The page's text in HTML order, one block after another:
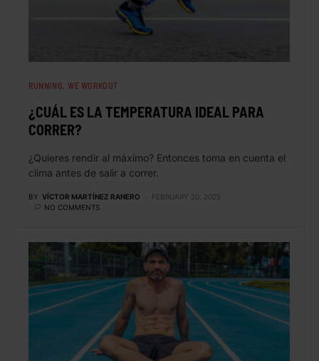
RUNNING WE WORKOUT
¿CUÁL ES LA TEMPERATURA IDEAL PARA
CORRER?
¿Quieres rendir al máximo? Entonces toma en cuenta el
clima antes de salir a correr.
BY VÍCTOR MARTÍNEZ RANERO
FEBRUARY 20, 2025
NO COMMENTS